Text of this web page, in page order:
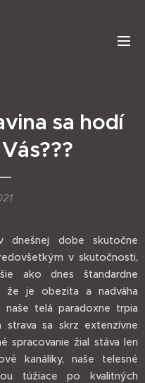
sa hodí
dnešnej dobe skutočne
v skutočnosti,
ako dnes štandardne
že je obezita a nadváha
telá paradoxne trpia
strava sa skrz extenzívne
spracovanie žial stáva len
kanáliky, naše telesné
túžiace po kvalitných